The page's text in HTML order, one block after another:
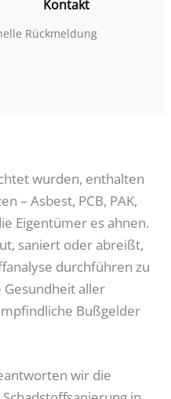
Kontakt
Rückmeldung
wurden, enthalten
– Asbest, PCB, PAK,
Eigentümer es ahnen.
saniert oder abreißt,
durchführen zu
aller
Bußgelder
wir die